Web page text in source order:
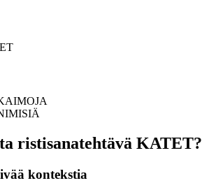
ristisanatehtävä KATET?
kontekstia